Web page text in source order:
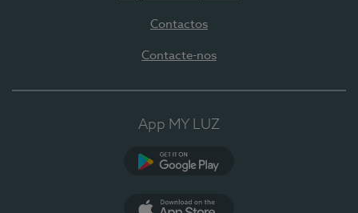
Contactos
Contacte-nos
App MY LUZ